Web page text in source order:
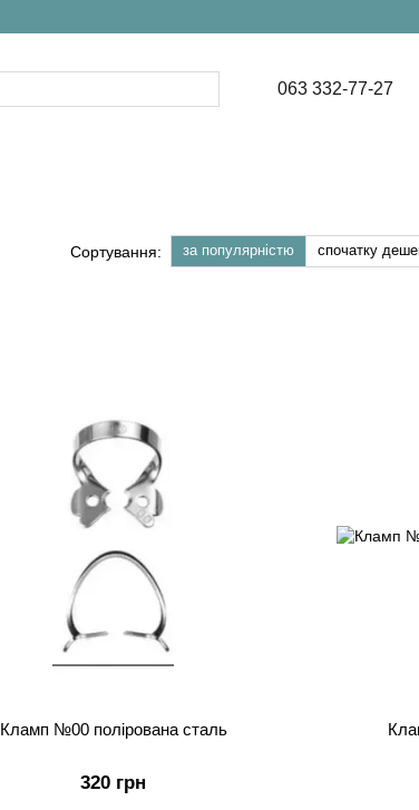
063 332-77-27
Сортування: за популярністю спочатку
Кламп №00 полірована сталь
320 грн